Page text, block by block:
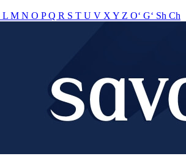
L M N O PQ R S T U V X Y Z O‘ G‘ Sh Ch